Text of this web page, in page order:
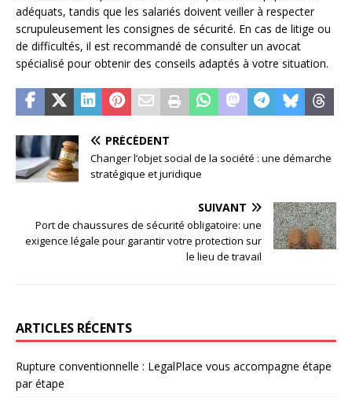
adéquats, tandis que les salariés doivent veiller à respecter
scrupuleusement les consignes de sécurité. En cas de litige ou
de difficultés, il est recommandé de consulter un avocat
spécialisé pour obtenir des conseils adaptés à votre situation.
PRÉCÉDENT
Changer l’objet social de la société : une démarche
stratégique et juridique
SUIVANT
Port de chaussures de sécurité obligatoire: une
exigence légale pour garantir votre protection sur
le lieu de travail
ARTICLES RÉCENTS
Rupture conventionnelle : LegalPlace vous accompagne étape
par étape